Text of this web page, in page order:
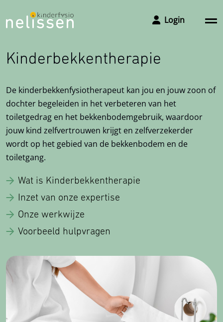
Afspraak maken
Om een afspraak te maken met de praktijk kunt u ons
het makkelijkste bereiken via het invullen van het
aanmeldformulier, wij bellen u dan zo snel mogelijk
bellen, dan kan dat natuurlijk ook.
Telefoon 06 51 64 40 24
Vestigingen en openingstijden
Login
Kinderbekkentherapie
De kinderbekkenfysiotherapeut kan jou en jouw zoon of
dochter begeleiden in het verbeteren van het
toiletgedrag en het bekkenbodemgebruik, waardoor
jouw kind zelfvertrouwen krijgt en zelfverzekerder
wordt op het gebied van de bekkenbodem en de
toiletgang.
Wat is Kinderbekkentherapie
Inzet van onze expertise
Onze werkwijze
Voorbeeld hulpvragen